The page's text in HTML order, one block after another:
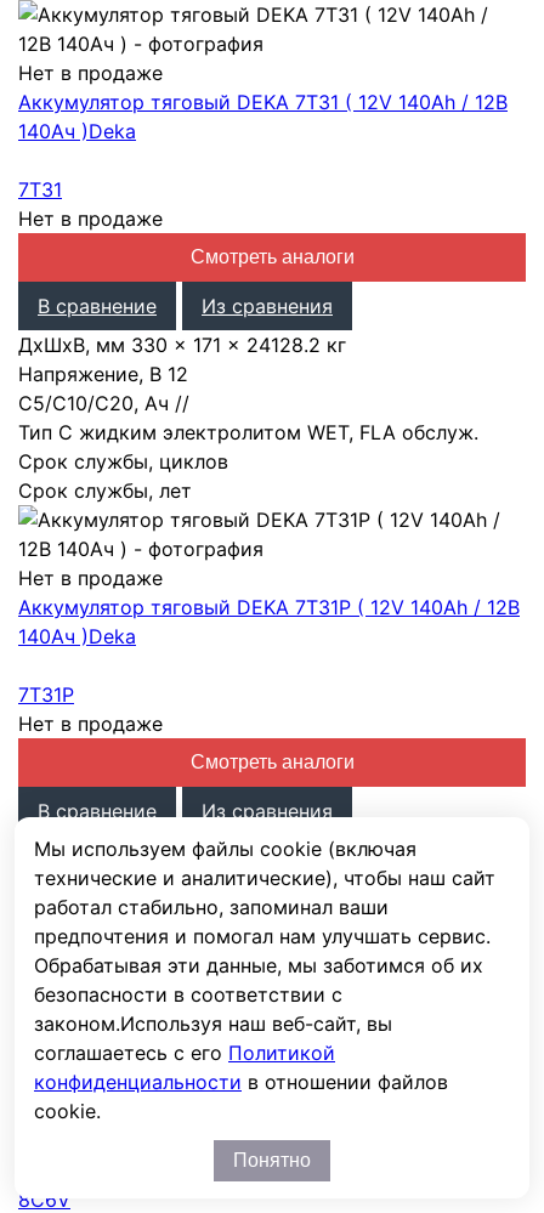
Мы используем файлы cookie (включая
технические и аналитические), чтобы наш сайт
работал стабильно, запоминал ваши
предпочтения и помогал нам улучшать сервис.
Обрабатывая эти данные, мы заботимся об их
безопасности в соответствии с
законом.Используя наш веб-сайт, вы
соглашаетесь с его Политикой
конфиденциальности в отношении файлов
cookie.
Понятно
Нет в продаже
Аккумулятор тяговый DEKA 7T31 ( 12V 140Ah / 12В
140Ач )Deka
7T31
Нет в продаже
Смотреть аналоги
В сравнение
Из сравнения
ДхШхВ, мм 330 × 171 × 24128.2 кг
Напряжение, В 12
С5/С10/С20, Ач //
Тип С жидким электролитом WET, FLA обслуж.
Срок службы, циклов
Срок службы, лет
Нет в продаже
Аккумулятор тяговый DEKA 7T31P ( 12V 140Ah / 12В
140Ач )Deka
7T31P
Нет в продаже
Смотреть аналоги
В сравнение
Из сравнения
ДхШхВ, мм 330 × 171 × 24128.2 кг
Напряжение, В 12
С5/С10/С20, Ач //
Тип С жидким электролитом WET, FLA обслуж.
Срок службы, циклов
Срок службы, лет
Нет в продаже
Аккумулятор тяговый DEKA 8C6V ( 6V 270Ah / 6В
8C6V